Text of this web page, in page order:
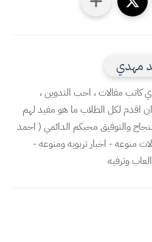
مهدي
كاتب مقالات ، احب التدوين ،
اقدم لكل الطلاب ما هو مفيد لهم
والتوفيق محبكم الدائمي ( احمد
منوعه - اخبار تربويه ومنوعه -
وترفيه